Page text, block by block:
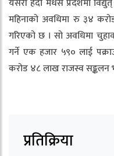
यसरी हेर्दा मधेस प्रदेशमा
महिनाको अवधिमा रु ३४
गरिएको छ । सो अवधिमा
गर्ने एक हजार ५९० लाई
करोड ४८ लाख राजस्व
प्रतिक्रिया